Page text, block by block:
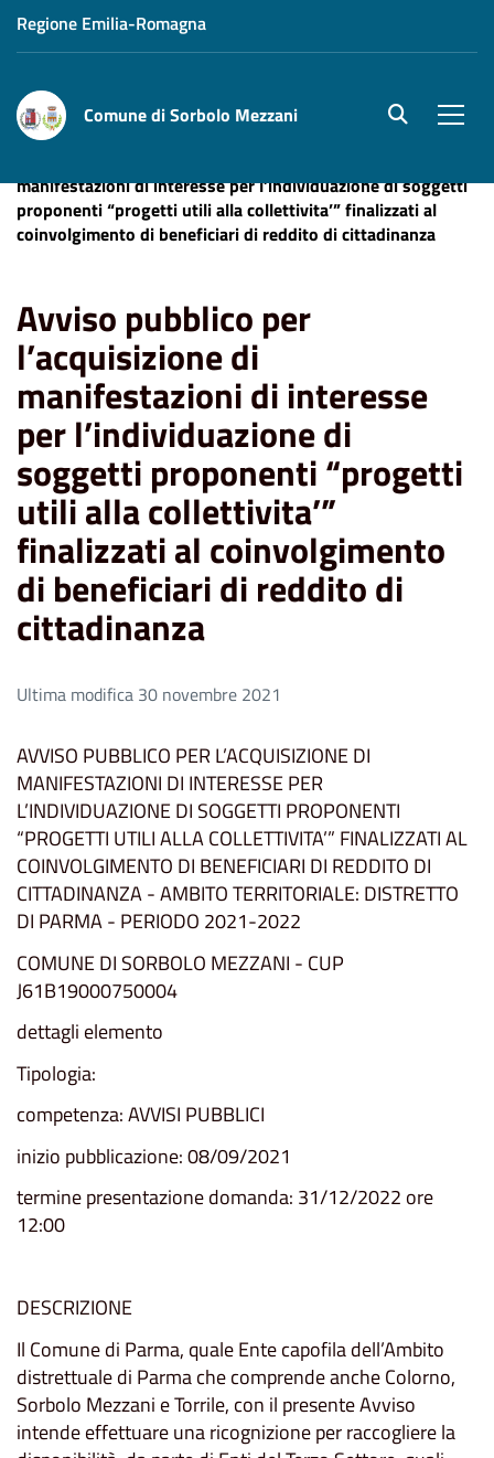
Regione Emilia-Romagna
Comune di Sorbolo Mezzani site.searc
manifestazioni di interesse per l’individuazione di soggetti
proponenti “progetti utili alla collettivita’” finalizzati al
coinvolgimento di beneficiari di reddito di cittadinanza
Avviso pubblico per
l’acquisizione di
manifestazioni di interesse
per l’individuazione di
soggetti proponenti “progetti
utili alla collettivita’”
finalizzati al coinvolgimento
di beneficiari di reddito di
cittadinanza
Ultima modifica 30 novembre 2021
AVVISO PUBBLICO PER L’ACQUISIZIONE DI
MANIFESTAZIONI DI INTERESSE PER
L’INDIVIDUAZIONE DI SOGGETTI PROPONENTI
“PROGETTI UTILI ALLA COLLETTIVITA’” FINALIZZATI AL
COINVOLGIMENTO DI BENEFICIARI DI REDDITO DI
CITTADINANZA - AMBITO TERRITORIALE: DISTRETTO
DI PARMA - PERIODO 2021-2022
COMUNE DI SORBOLO MEZZANI - CUP
J61B19000750004
dettagli elemento
Tipologia:
competenza: AVVISI PUBBLICI
inizio pubblicazione: 08/09/2021
termine presentazione domanda: 31/12/2022 ore
12:00
DESCRIZIONE
Il Comune di Parma, quale Ente capofila dell’Ambito
distrettuale di Parma che comprende anche Colorno,
Sorbolo Mezzani e Torrile, con il presente Avviso
intende effettuare una ricognizione per raccogliere la